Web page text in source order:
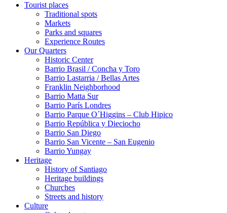
Tourist places
Traditional spots
Markets
Parks and squares
Experience Routes
Our Quarters
Historic Center
Barrio Brasil / Concha y Toro
Barrio Lastarria / Bellas Artes
Franklin Neighborhood
Barrio Matta Sur
Barrio Parí­s Londres
Barrio Parque O´Higgins – Club Hipico
Barrio República y Dieciocho
Barrio San Diego
Barrio San Vicente – San Eugenio
Barrio Yungay
Heritage
History of Santiago
Heritage buildings
Churches
Streets and history
Culture